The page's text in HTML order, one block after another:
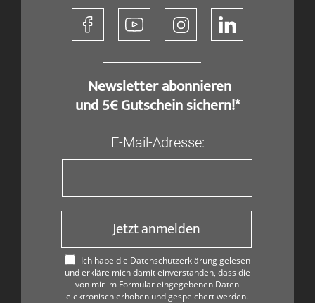
​ Newsletter abonnieren
und 5€ Gutschein sichern!*
E-Mail-Adresse:
Jetzt anmelden
Ich habe die Datenschutzerklärung gelesen
und erkläre mich damit einverstanden, dass die
von mir im Formular eingegebenen Daten
elektronisch erhoben und gespeichert werden.